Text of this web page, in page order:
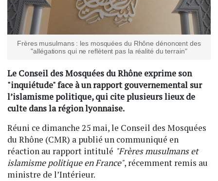
Frères musulmans : les mosquées du Rhône dénoncent des
"allégations qui ne reflètent pas la réalité du terrain"
Le Conseil des Mosquées du Rhône exprime son
"inquiétude" face à un rapport gouvernemental sur
l’islamisme politique, qui cite plusieurs lieux de
culte dans la région lyonnaise.
Réuni ce dimanche 25 mai, le Conseil des Mosquées
du Rhône (CMR) a publié un communiqué en
réaction au rapport intitulé "Frères musulmans et
islamisme politique en France", récemment remis au
ministre de l’Intérieur.